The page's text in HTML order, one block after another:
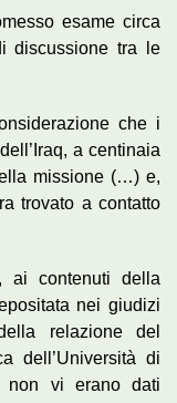
esame circa
discussione tra le
che i
a centinaia
missione (…) e,
trovato a contatto
ai contenuti della
nei giudizi
relazione del
dell’Università di
non vi erano dati